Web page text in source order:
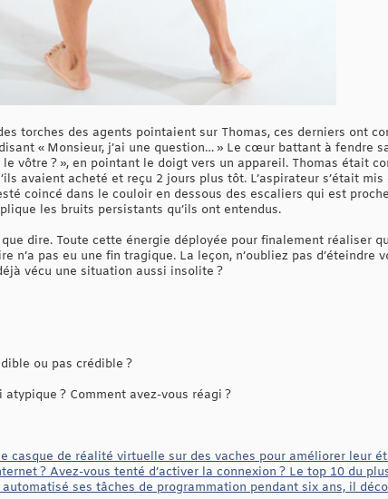
torches des agents pointaient sur Thomas, ces derniers ont
« Monsieur, j’ai une question… » Le cœur battant à fendre
le vôtre ? », en pointant le doigt vers un appareil. Thomas était
avaient acheté et reçu 2 jours plus tôt. L’aspirateur s’était
coincé dans le couloir en dessous des escaliers qui est
les bruits persistants qu’ils ont entendus.
dire. Toute cette énergie déployée pour finalement réaliser
n’a pas eu une fin tragique. La leçon, n’oubliez pas d’éteindre
vécu une situation aussi insolite ?
ou pas crédible ?
? Comment avez-vous réagi ?
casque de réalité virtuelle sur des vaches pour améliorer leur
? Avez-vous tenté d’activer la connexion ? Le top 10 du
ses tâches de programmation pendant six ans, il